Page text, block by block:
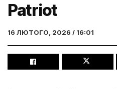
Patriot
16 ЛЮТОГО, 2026 / 16:01